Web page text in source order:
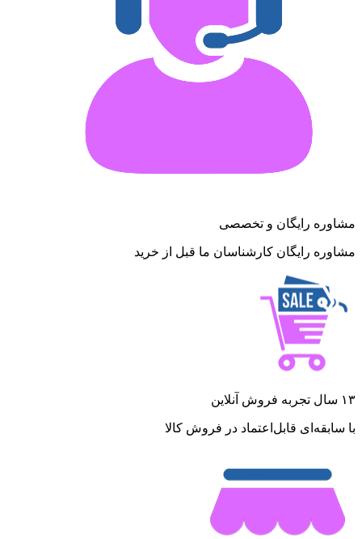
مشاوره رایگان و تخصصی
مشاوره رایگان کارشناسان ما قبل از خرید
۱۳ سال تجربه فروش آنلاین
با سابقه‌ای قابل‌اعتماد در فروش کالا